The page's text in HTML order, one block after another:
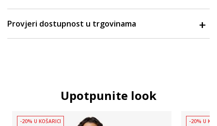
Provjeri dostupnost u trgovinama
Upotpunite look
-20% U KOŠARICI -20% U